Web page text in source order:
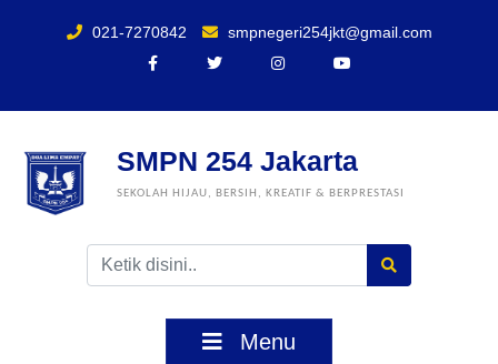
021-7270842 smpnegeri254jkt@gmail.com
SMPN 254 Jakarta
SEKOLAH HIJAU, BERSIH, KREATIF & BERPRESTASI
Menu